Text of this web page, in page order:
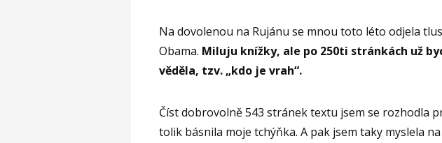
Na dovolenou na Rujánu se mnou toto léto odjela
Obama. Miluju knížky, ale po 250ti stránkách už
věděla, tzv. „kdo je vrah“.
Číst dobrovolně 543 stránek textu jsem se rozhodla
tolik básnila moje tchýňka. A pak jsem taky myslela na